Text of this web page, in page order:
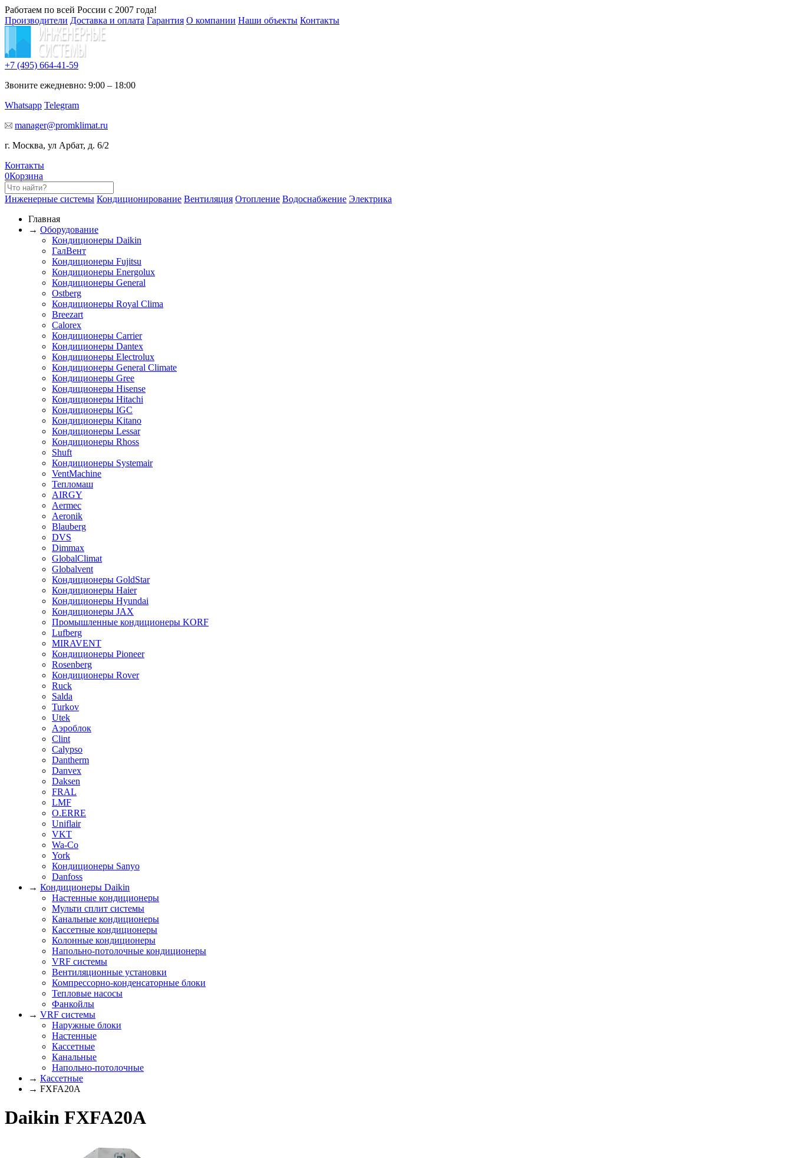
Работаем по всей России с 2007 года!
Производители Доставка и оплата Гарантия О компании Наши объекты Контакты
+7 (495) 664-41-59
Звоните ежедневно: 9:00 – 18:00
Whatsapp Telegram
manager@promklimat.ru
г. Москва, ул Арбат, д. 6/2
Контакты
0Корзина
Инженерные системы Кондиционирование Вентиляция Отопление Водоснабжение Электрика
Главная
→ Оборудование
Кондиционеры Daikin
ГалВент
Кондиционеры Fujitsu
Кондиционеры Energolux
Кондиционеры General
Ostberg
Кондиционеры Royal Clima
Breezart
Calorex
Кондиционеры Carrier
Кондиционеры Dantex
Кондиционеры Electrolux
Кондиционеры General Climate
Кондиционеры Gree
Кондиционеры Hisense
Кондиционеры Hitachi
Кондиционеры IGC
Кондиционеры Kitano
Кондиционеры Lessar
Кондиционеры Rhoss
Shuft
Кондиционеры Systemair
VentMachine
Тепломаш
AIRGY
Aermec
Aeronik
Blauberg
DVS
Dimmax
GlobalClimat
Globalvent
Кондиционеры GoldStar
Кондиционеры Haier
Кондиционеры Hyundai
Кондиционеры JAX
Промышленные кондиционеры KORF
Lufberg
MIRAVENT
Кондиционеры Pioneer
Rosenberg
Кондиционеры Rover
Ruck
Salda
Turkov
Utek
Аэроблок
Clint
Calypso
Dantherm
Danvex
Daksen
FRAL
LMF
O.ERRE
Uniflair
VKT
Wa-Co
York
Кондиционеры Sanyo
Danfoss
→ Кондиционеры Daikin
Настенные кондиционеры
Мульти сплит системы
Канальные кондиционеры
Кассетные кондиционеры
Колонные кондиционеры
Напольно-потолочные кондиционеры
VRF системы
Вентиляционные установки
Компрессорно-конденсаторные блоки
Тепловые насосы
Фанкойлы
→ VRF системы
Наружные блоки
Настенные
Кассетные
Канальные
Напольно-потолочные
→ Кассетные
→ FXFA20A
Daikin FXFA20A